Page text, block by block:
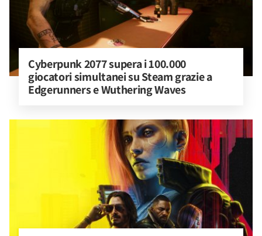
Cyberpunk 2077 supera i 100.000
giocatori simultanei su Steam grazie a
Edgerunners e Wuthering Waves